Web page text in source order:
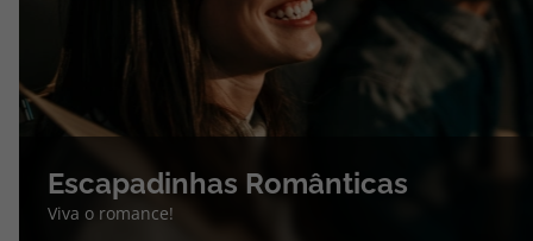
Escapadinhas Românticas
Viva o romance!